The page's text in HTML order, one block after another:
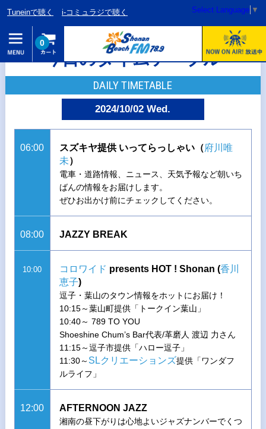
Tuneinで聴く i-コミュラジで聴く Select Language ▼
0
今日のタイムテーブル
DAILY TIMETABLE
2024/10/02 Wed.
06:00 スズキヤ提供 いってらっしゃい（府川唯
未）
電車・道路情報、ニュース、天気予報など朝いち
ばんの情報をお届けします。
ぜひお出かけ前にチェックしてください。
08:00 JAZZY BREAK
10:00 コロワイド presents HOT ! Shonan (香川
恵子)
逗子・葉山のタウン情報をホットにお届け！
10:15～葉山町提供「トークイン葉山」
10:40～ 789 TO YOU
Shoeshine Chum’s Bar代表/革磨人 渡辺 力さん
11:15～逗子市提供「ハロー逗子」
11:30～ SLクリエーションズ提供「ワンダフ
ルライフ」
12:00 AFTERNOON JAZZ
湘南の昼下がりは心地よいジャズナンバーでくつ